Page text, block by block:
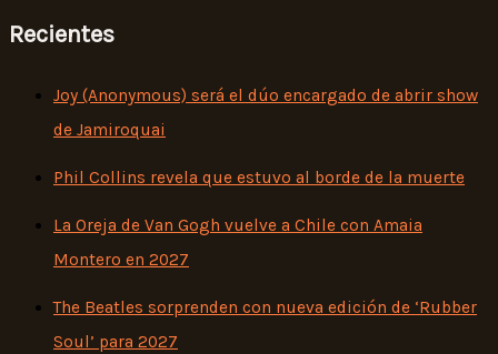
Recientes
Joy (Anonymous) será el dúo encargado de abrir show
de Jamiroquai
Phil Collins revela que estuvo al borde de la muerte
La Oreja de Van Gogh vuelve a Chile con Amaia
Montero en 2027
The Beatles sorprenden con nueva edición de ‘Rubber
Soul’ para 2027